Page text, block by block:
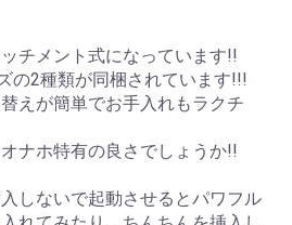
チメント式になっています!!
の2種類が同梱されています!!!
えが簡単でお手入れもラクチ
ナホ特有の良さでしょうか!!
しないで起動させるとパワフル